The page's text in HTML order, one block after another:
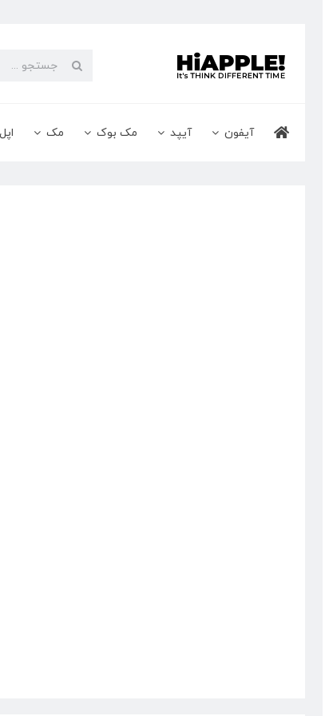
content
جستجو
آیفون آیپد مک بوک مک